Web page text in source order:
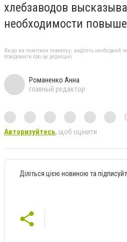
хлебзаводов
необходимости
Якщо ви помітили помилку, виділіть необхідний
повідомити про це редакцію
Романенко Анна
главный редактор
Авторизуйтесь, щоб оцінити
Діліться цією новиною та